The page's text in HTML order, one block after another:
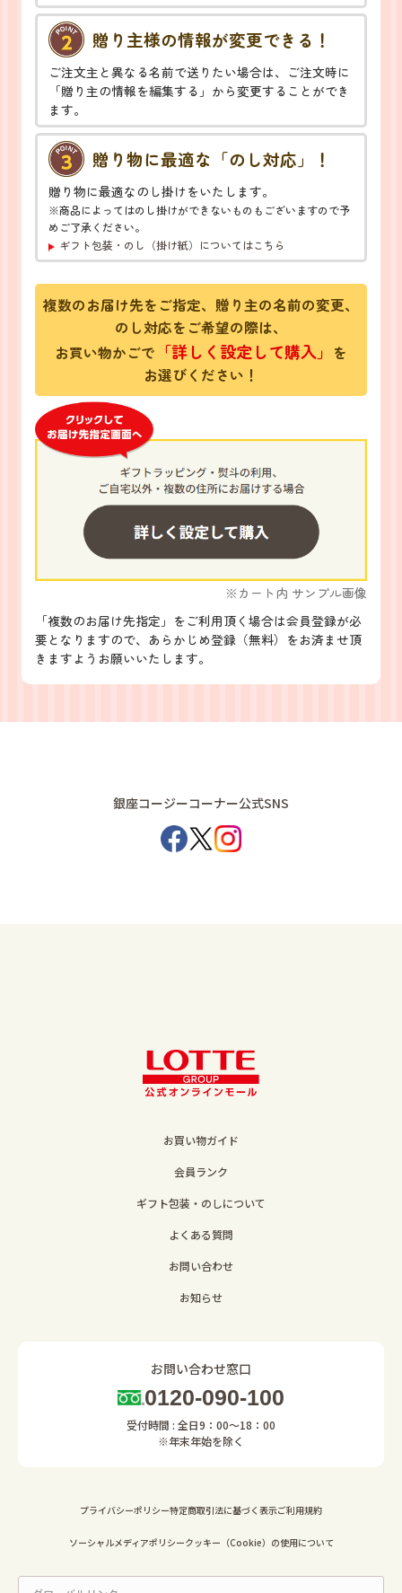
贈り主様の情報が変更できる！
ご注文主と異なる名前で送りたい場合は、ご注文時に
「贈り主の情報を編集する」から変更することができ
ます。
贈り物に最適な「のし対応」！
贈り物に最適なのし掛けをいたします。
※商品によってはのし掛けができないものもございますので予
めご了承ください。
ギフト包装・のし（掛け紙）についてはこちら
複数のお届け先をご指定、贈り主の名前の変更、
のし対応をご希望の際は、
お買い物かごで 「詳しく設定して購入」 を
お選びください！
※カート内 サンプル画像
「複数のお届け先指定」をご利用頂く場合は会員登録が必
要となりますので、あらかじめ登録（無料）をお済ませ頂
きますようお願いいたします。
銀座コージーコーナー公式SNS
お買い物ガイド
会員ランク
ギフト包装・のしについて
よくある質問
お問い合わせ
お知らせ
お問い合わせ窓口
0120-090-100
受付時間 : 全日9：00～18：00
※年末年始を除く
プライバシーポリシー特定商取引法に基づく表示ご利用規約
ソーシャルメディアポリシークッキー（Cookie）の使用について